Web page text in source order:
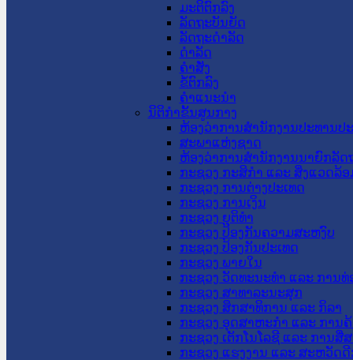
ມະຕິຕົກລົງ
ລັດຖະບັນຍັດ
ລັດຖະດໍາລັດ
ດໍາລັດ
ຄໍາສັ່ງ
ຂໍ້ຕົກລົງ
ຄໍາແນະນໍາ
ນິຕິກຳຂັ້ນສູນກາງ
ຫ້ອງວ່າການສໍານັກງານປະທານປ
ສະພາແຫ່ງຊາດ
ຫ້ອງວ່າການສຳນັກງານນາຍົກລັດ
ກະຊວງ ກະສິກຳ ແລະ ສິ່ງແວດລ້ອ
ກະຊວງ ການຕ່າງປະເທດ
ກະຊວງ ການເງິນ
ກະຊວງ ຍຸຕິທໍາ
ກະຊວງ ປ້ອງກັນຄວາມສະຫງົບ
ກະຊວງ ປ້ອງກັນປະເທດ
ກະຊວງ ພາຍໃນ
ກະຊວງ ວັດທະນະທຳ ແລະ ການທ່
ກະຊວງ ສາທາລະນະສຸກ
ກະຊວງ ສຶກສາທິການ ແລະ ກິລາ
ກະຊວງ ອຸດສາຫະກຳ ແລະ ການຄ້
ກະຊວງ ເຕັກໂນໂລຊີ ແລະ ການສື່
ກະຊວງ ແຮງງານ ແລະ ສະຫວັດ